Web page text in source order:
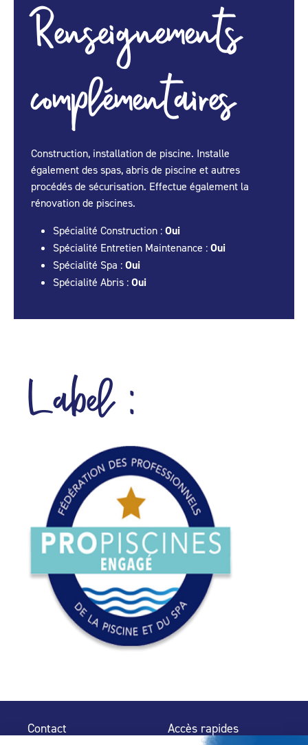
Renseignements
complémentaires
Construction, installation de piscine. Installe
également des spas, abris de piscine et autres
procédés de sécurisation. Effectue également la
rénovation de piscines.
Spécialité Construction : Oui
Spécialité Entretien Maintenance : Oui
Spécialité Spa : Oui
Spécialité Abris : Oui
Label :
Contact Accès rapides